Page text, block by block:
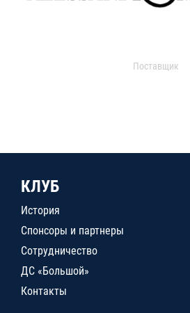
Поставщик
КЛУБ
История
Спонсоры и партнеры
Сотрудничество
ДС «Большой»
Контакты